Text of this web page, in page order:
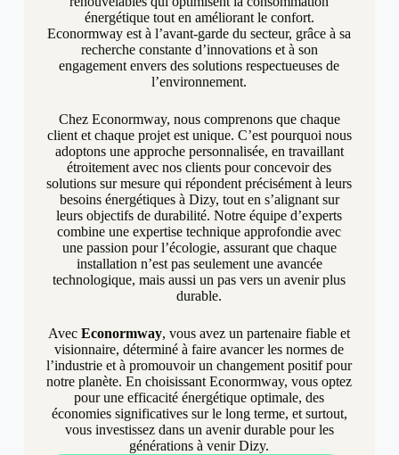
énergétique tout en améliorant le confort.
Econormway est à l’avant-garde du secteur, grâce à sa
recherche constante d’innovations et à son
engagement envers des solutions respectueuses de
l’environnement.
Chez Econormway, nous comprenons que chaque
client et chaque projet est unique. C’est pourquoi nous
adoptons une approche personnalisée, en travaillant
étroitement avec nos clients pour concevoir des
solutions sur mesure qui répondent précisément à leurs
besoins énergétiques à Dizy, tout en s’alignant sur
leurs objectifs de durabilité. Notre équipe d’experts
combine une expertise technique approfondie avec
une passion pour l’écologie, assurant que chaque
installation n’est pas seulement une avancée
technologique, mais aussi un pas vers un avenir plus
durable.
AvecEconormway, vous avez un partenaire fiable et
visionnaire, déterminé à faire avancer les normes de
l’industrie et à promouvoir un changement positif pour
notre planète. En choisissant Econormway, vous optez
pour une efficacité énergétique optimale, des
économies significatives sur le long terme, et surtout,
vous investissez dans un avenir durable pour les
générations à venir Dizy.